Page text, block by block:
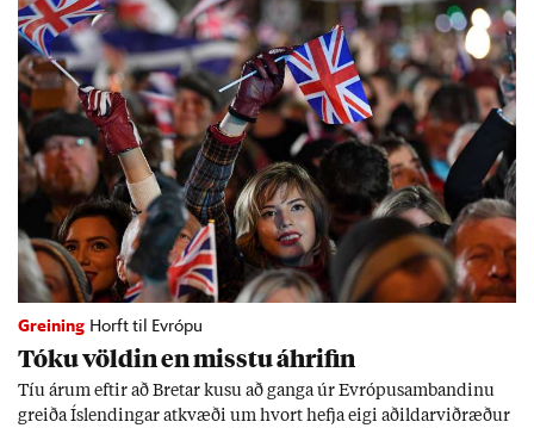
Greining Horft til Evrópu
Tóku völd­in en misstu áhrif­in
Tíu ár­um eft­ir að Bret­ar kusu að ganga úr Evr­ópu­sam­band­inu
greiða Ís­lend­ing­ar at­kvæði um hvort hefja eigi að­ild­ar­við­ræð­ur